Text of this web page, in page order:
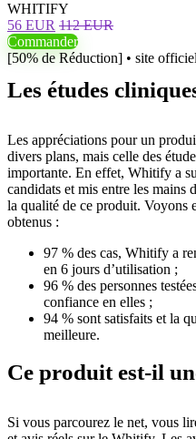
WHITIFY
56 EUR 112 EUR
Commander
[50% de Réduction] • site officiel
Les études
Les appréciations pour un
divers plans, mais celle des
importante. En effet, Whitify a
candidats et mis entre les mains
la qualité de ce produit. Voyons
obtenus :
97 % des cas, Whitify a
en 6 jours d’utilisation ;
96 % des personnes
confiance en elles ;
94 % sont satisfaits et la
meilleure.
Ce produit est-il
Si vous parcourez le net, vous